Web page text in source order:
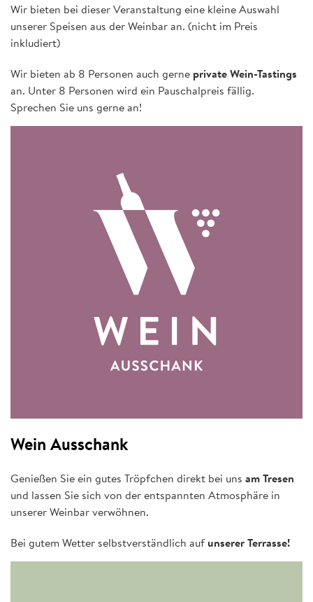
Wir bieten bei dieser Veranstaltung eine kleine Auswahl
unserer Speisen aus der Weinbar an. (nicht im Preis
inkludiert)
Wir bieten ab 8 Personen auch gerne private Wein-Tastings
an. Unter 8 Personen wird ein Pauschalpreis fällig.
Sprechen Sie uns gerne an!
Wein Ausschank
Genießen Sie ein gutes Tröpfchen direkt bei uns am Tresen
und lassen Sie sich von der entspannten Atmosphäre in
unserer Weinbar verwöhnen.
Bei gutem Wetter selbstverständlich aufunserer Terrasse!